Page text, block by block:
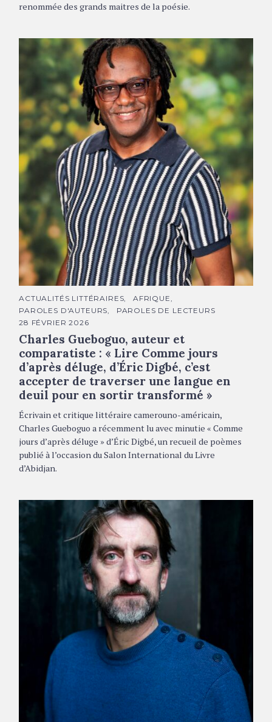
renommée des grands maitres de la poésie.
Charles Gueboguo © DR
C
T
É
O
R
I
E
S
ACTUALITÉS LITTÉRAIRES
AFRIQUE
PAROLES D'AUTEURS
PAROLES DE LECTEURS
28 FÉVRIER 2026
Charles Gueboguo, auteur et
comparatiste : « Lire Comme jours
d’après déluge, d’Éric Digbé, c’est
accepter de traverser une langue en
deuil pour en sortir transformé »
Écrivain et critique littéraire camerouno-américain,
Charles Gueboguo a récemment lu avec minutie « Comme
jours d’après déluge » d’Éric Digbé, un recueil de poèmes
publié à l’occasion du Salon International du Livre
d’Abidjan.